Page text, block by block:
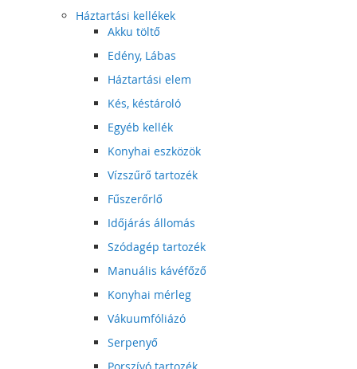
Háztartási kellékek
Akku töltő
Edény, Lábas
Háztartási elem
Kés, késtároló
Egyéb kellék
Konyhai eszközök
Vízszűrő tartozék
Fűszerőrlő
Időjárás állomás
Szódagép tartozék
Manuális kávéfőző
Konyhai mérleg
Vákuumfóliázó
Serpenyő